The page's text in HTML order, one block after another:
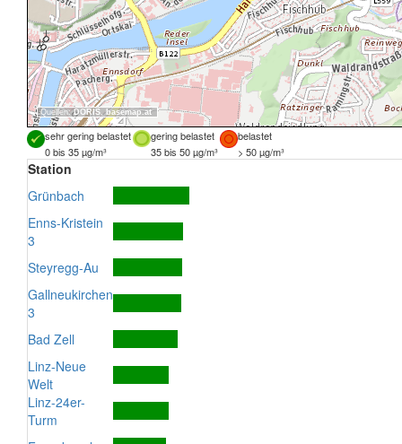
Quellen:DORIS, basemap.at
sehr gering belastet gering belastet
belastet
0 bis 35 µg/m³
35 bis 50 µg/m³ > 50 µg/m³
Station
Grünbach
Enns-Kristein
3
Steyregg-Au
Gallneukirchen
3
Bad Zell
Linz-Neue
Welt
Linz-24er-
Turm